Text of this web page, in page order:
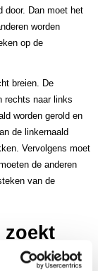
door. Dan moet het
worden
op de
breien. De
rechts naar links
worden gerold en
de linkernaald
Vervolgens moet
de anderen
van de
zoekt
meest elementaire